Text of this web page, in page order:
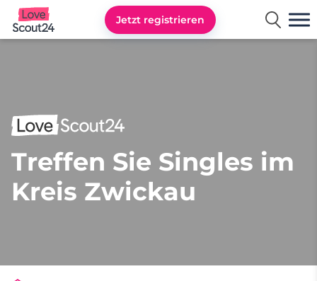
Lovescout24
Jetzt registrieren
Treffen Sie Singles im
Kreis Zwickau